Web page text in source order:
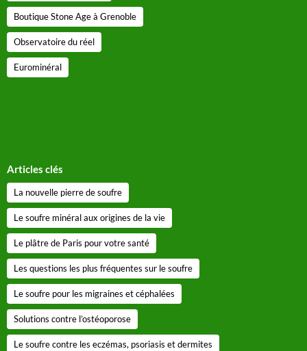
Boutique Stone Age à Grenoble
Observatoire du réel
Eurominéral
Articles clés
La nouvelle pierre de soufre
Le soufre minéral aux origines de la vie
Le plâtre de Paris pour votre santé
Les questions les plus fréquentes sur le soufre
Le soufre pour les migraines et céphalées
Solutions contre l’ostéoporose
Le soufre contre les eczémas, psoriasis et dermites